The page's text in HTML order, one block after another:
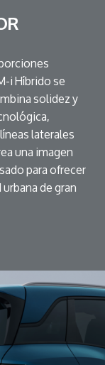
i Híbrido se
solidez y
laterales
una imagen
para ofrecer
de gran